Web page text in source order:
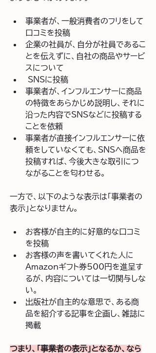
事業者が、一般消費者のフリをして
口コミを投稿
企業の社員が、自分が社員であるこ
とを伝えずに、自社の商品やサービ
スについて
SNSに投稿
事業者が、インフルエンサーに商品
の特徴をあらかじめ説明し、それに
沿った内容でSNSなどに投稿する
ことを依頼
事業者が直接インフルエンサーに依
頼をしていなくても、SNSへ商品を
投稿すれば、今後大きな取引につ
ながることを匂わせる。
一方で、以下のような表示は「事業者の
表示」となりません。
お客様が自主的に好意的な口コミ
を投稿
お客様の声を書いてくれた人に
Amazonギフト券500円を進呈す
るが、内容については一切関与しな
い。
出版社が自主的な意思で、ある商
品を紹介する記事を企画し、雑誌に
掲載
つまり、「事業者の表示」となるか、なら